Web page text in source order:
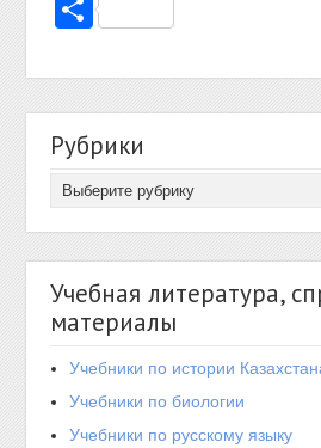
Отправить
Рубрики
Учебная литература,
материалы
Учебники по истории
Учебники по биологии
Учебники по русскому языку